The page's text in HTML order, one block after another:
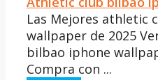
Las Mejores athletic
wallpaper de 2025
bilbao iphone
Compra con ...